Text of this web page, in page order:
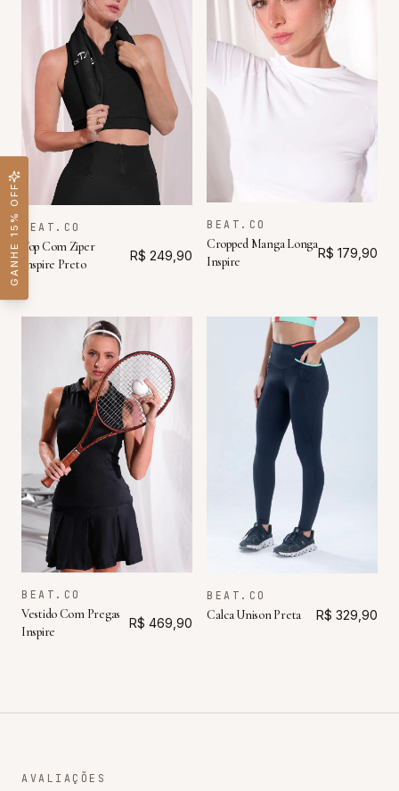
BEAT.CO
Top Com Ziper
Inspire Preto
R$ 249,90
BEAT.CO
Cropped Manga Longa
Inspire
R$ 179,90
BEAT.CO
Vestido Com Pregas
Inspire
R$ 469,90
BEAT.CO
Calca Unison Preta R$ 329,90
AVALIAÇÕES
GANHE 15% OFF